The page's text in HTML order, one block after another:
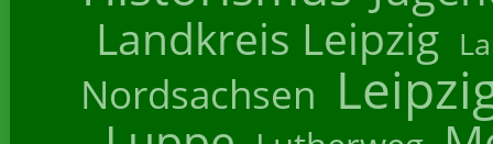
Landkreis Leipzig
Nordsachsen